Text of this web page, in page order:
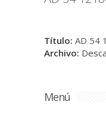
Título: AD 54
Archivo:
Menú